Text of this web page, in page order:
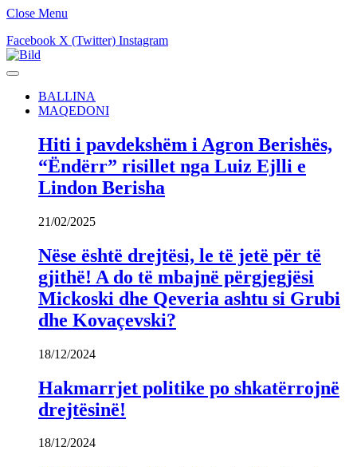
Close Menu
Facebook X (Twitter) Instagram
BALLINA
MAQEDONI
Hiti i pavdekshëm i Agron Berishës,
“Ëndërr” risillet nga Luiz Ejlli e
Lindon Berisha
21/02/2025
Nëse është drejtësi, le të jetë për të
gjithë! A do të mbajnë përgjegjësi
Mickoski dhe Qeveria ashtu si Grubi
dhe Kovaçevski?
18/12/2024
Hakmarrjet politike po shkatërrojnë
drejtësinë!
18/12/2024